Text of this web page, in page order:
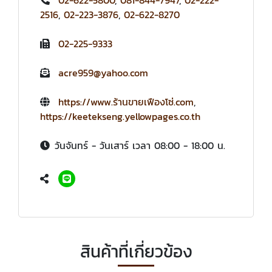
2516, 02-223-3876, 02-622-8270
02-225-9333
acre959@yahoo.com
https://www.ร้านขายเฟืองโซ่.com,
https://keetekseng.yellowpages.co.th
วันจันทร์ - วันเสาร์ เวลา 08:00 - 18:00 น.
สินค้าที่เกี่ยวข้อง